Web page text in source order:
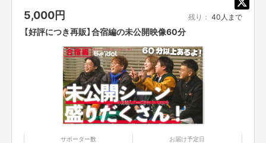
・コミュニケーションには「Zoom」を使用させていただき
ます。
Zoomを使用できる環境を整えていただき、電波のいい
環境でおつなぎください。
・詳細は握手会前日までに、FANY Crowdfundingのメッ
セージ機能を使ってご案内させていただきます。
・限定数に達し次第、販売終了となりますのでご了承くだ
・ご支援の際は、本文記載の【ご支援にあたってのご注意
事項】を必ずお読みください。
5,000円 残り： 40人まで
【好評につき再販】合宿編の未公開映像60分
サポーター数 お届け予定日